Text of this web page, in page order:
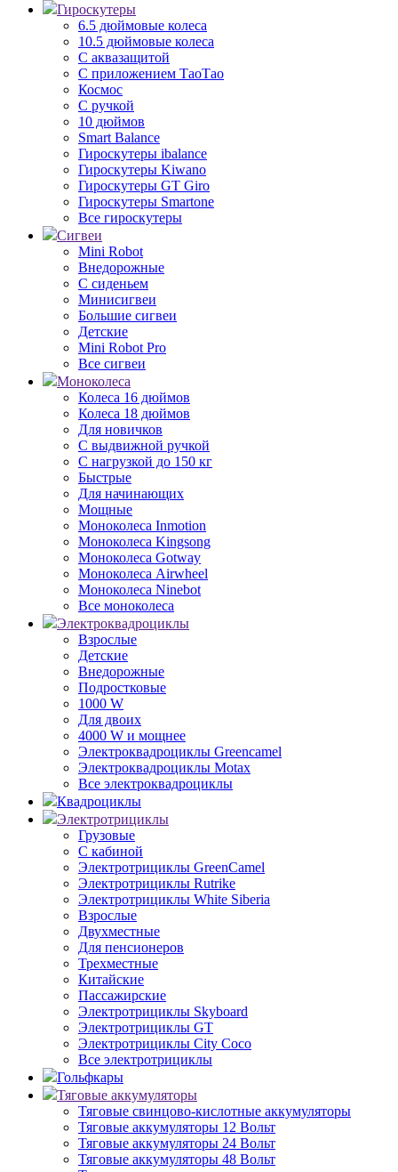
Гироскутеры
6.5 дюймовые колеса
10.5 дюймовые колеса
С аквазащитой
С приложением ТаоТао
Космос
С ручкой
10 дюймов
Smart Balance
Гироскутеры ibalance
Гироскутеры Kiwano
Гироскутеры GT Giro
Гироскутеры Smartone
Все гироскутеры
Сигвеи
Mini Robot
Внедорожные
С сиденьем
Минисигвеи
Большие сигвеи
Детские
Mini Robot Pro
Все сигвеи
Моноколеса
Колеса 16 дюймов
Колеса 18 дюймов
Для новичков
С выдвижной ручкой
С нагрузкой до 150 кг
Быстрые
Для начинающих
Мощные
Моноколеса Inmotion
Моноколеса Kingsong
Моноколеса Gotway
Моноколеса Airwheel
Моноколеса Ninebot
Все моноколеса
Электроквадроциклы
Взрослые
Детские
Внедорожные
Подростковые
1000 W
Для двоих
4000 W и мощнее
Электроквадроциклы Greencamel
Электроквадроциклы Motax
Все электроквадроциклы
Квадроциклы
Электротрициклы
Грузовые
С кабиной
Электротрициклы GreenCamel
Электротрициклы Rutrike
Электротрициклы White Siberia
Взрослые
Двухместные
Для пенсионеров
Трехместные
Китайские
Пассажирские
Электротрициклы Skyboard
Электротрициклы GT
Электротрициклы City Coco
Все электротрициклы
Гольфкары
Тяговые аккумуляторы
Тяговые свинцово-кислотные аккумуляторы
Тяговые аккумуляторы 12 Вольт
Тяговые аккумуляторы 24 Вольт
Тяговые аккумуляторы 48 Вольт